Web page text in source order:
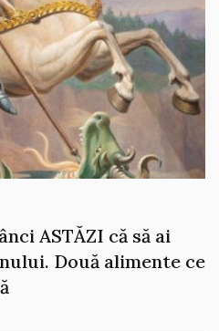
ASTĂZI că să ai
Două alimente ce